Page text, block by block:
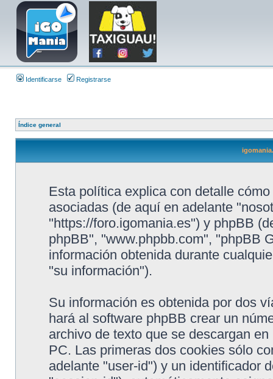
Identificarse Registrarse
Índice general
Esta política explica con detalle
asociadas (de aquí en adelante
"https://foro.igomania.es") y phpBB
phpBB", "www.phpbb.com", "phpBB
información obtenida durante
"su información").
Su información es obtenida por dos
hará al software phpBB crear un
archivo de texto que se descargan
PC. Las primeras dos cookies sólo
adelante "user-id") y un identificador